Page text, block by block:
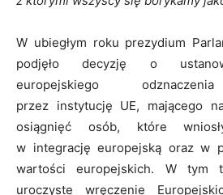
W ubiegłym roku prezydium
podjęło decyzję o
europejskiego
przez instytucję UE, mającego
osiągnięć osób, które
w integrację europejską oraz w
wartości europejskich. W tym
uroczyste wręczenie